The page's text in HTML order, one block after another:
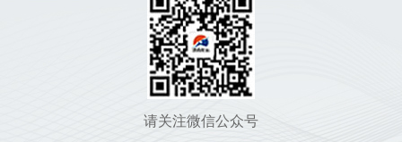
请关注微信公众号